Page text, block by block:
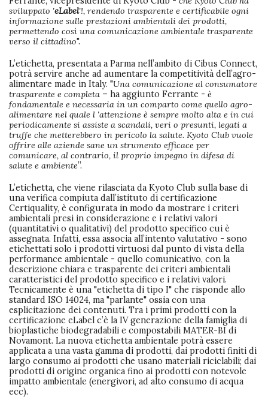
sviluppato 'eLabel'!, rendendo trasparente e certificabile ogni
informazione sulle prestazioni ambientali dei prodotti,
permettendo così una comunicazione ambientale trasparente
verso il cittadino".
L’etichetta, presentata a Parma nell’ambito di Cibus Connect,
potrà servire anche ad aumentare la competitività dell’agro-
alimentare made in Italy. "Una comunicazione al consumatore
trasparente e completa – ha aggiunto Ferrante - è
fondamentale e necessaria in un comparto come quello agro-
alimentare nel quale l 'attenzione è sempre molto alta e in cui
periodicamente si assiste a scandali, veri o presunti, legati a
truffe che metterebbero in pericolo la salute. Kyoto Club vuole
offrire alle aziende sane un strumento efficace per
comunicare, al contrario, il proprio impegno in difesa di
salute e ambiente”.
L’etichetta, che viene rilasciata da Kyoto Club sulla base di
una verifica compiuta dall’istituto di certificazione
Certiquality, è configurata in modo da mostrare i criteri
ambientali presi in considerazione e i relativi valori
(quantitativi o qualitativi) del prodotto specifico cui è
assegnata. Infatti, essa associa all’intento valutativo - sono
etichettati solo i prodotti virtuosi dal punto di vista della
performance ambientale - quello comunicativo, con la
descrizione chiara e trasparente dei criteri ambientali
caratteristici del prodotto specifico e i relativi valori.
Tecnicamente è una "etichetta di tipo I" che risponde allo
standard ISO 14024, ma "parlante" ossia con una
esplicitazione dei contenuti. Tra i primi prodotti con la
certificazione eLabel c’è la IV generazione della famiglia di
bioplastiche biodegradabili e compostabili MATER-BI di
Novamont. La nuova etichetta ambientale potrà essere
applicata a una vasta gamma di prodotti, dai prodotti finiti di
largo consumo ai prodotti che usano materiali riciclabili; dai
prodotti di origine organica fino ai prodotti con notevole
impatto ambientale (energivori, ad alto consumo di acqua
ecc).